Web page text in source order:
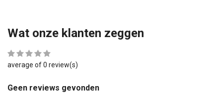
Wat onze klanten zeggen
average of 0 review(s)
Geen reviews gevonden